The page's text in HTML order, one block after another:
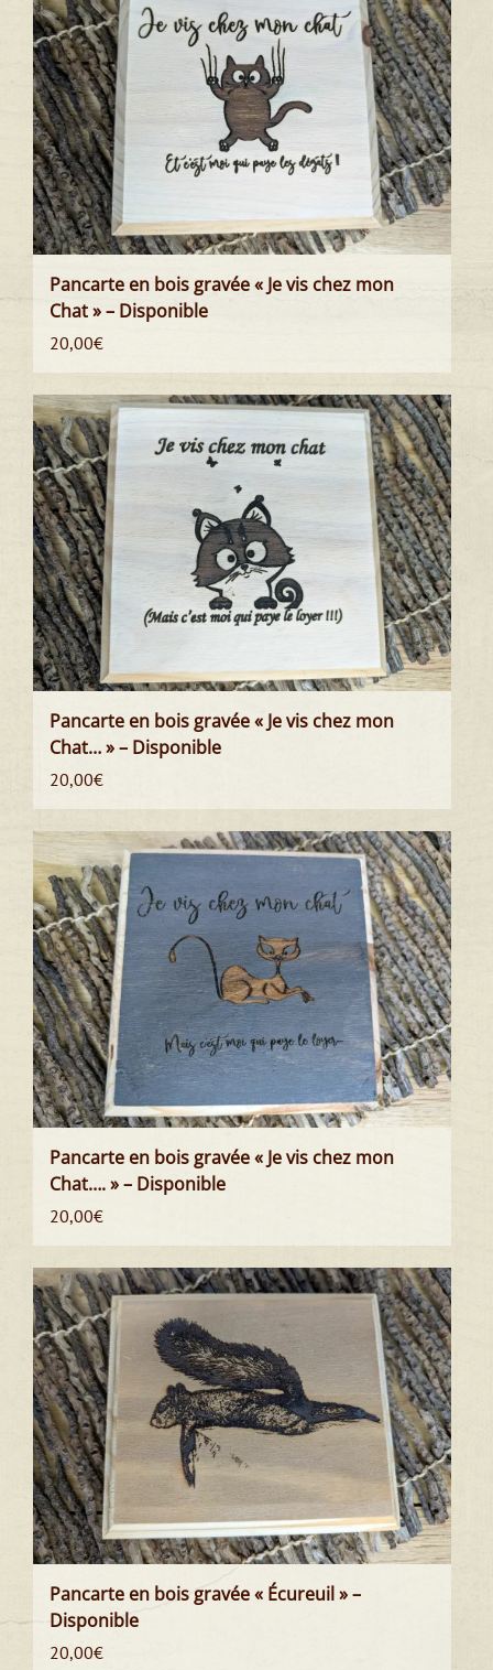
Pancarte en bois gravée « Je vis chez mon
Chat » – Disponible
20,00€
Pancarte en bois gravée « Je vis chez mon
Chat… » – Disponible
20,00€
Pancarte en bois gravée « Je vis chez mon
Chat…. » – Disponible
20,00€
Pancarte en bois gravée « Écureuil » –
Disponible
20,00€